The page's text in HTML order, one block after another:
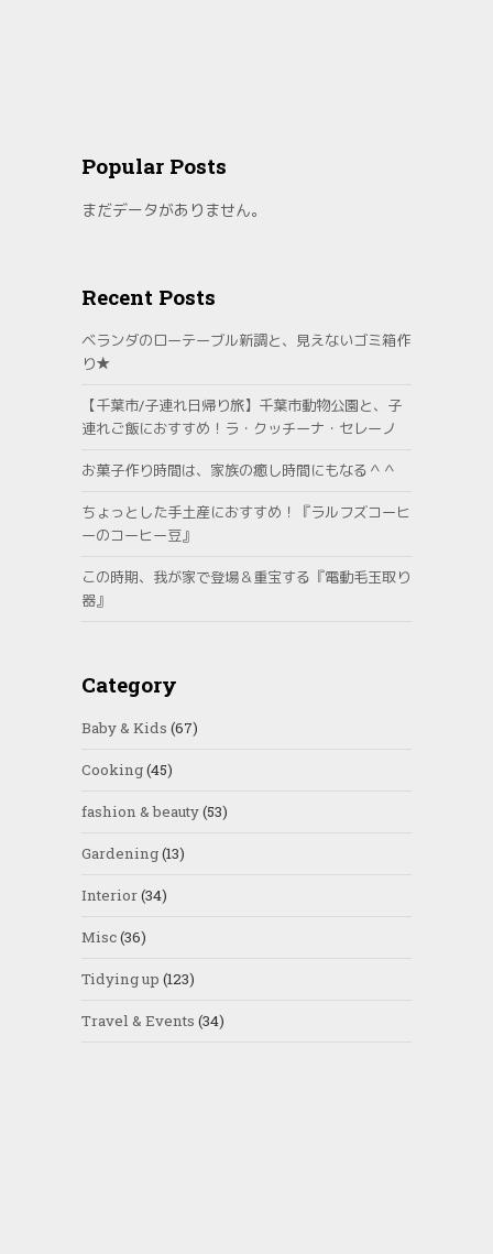
Popular Posts
まだデータがありません。
Recent Posts
ベランダのローテーブル新調と、見えないゴミ箱作
り★
【千葉市/子連れ日帰り旅】千葉市動物公園と、子
連れご飯におすすめ！ラ・クッチーナ・セレーノ
お菓子作り時間は、家族の癒し時間にもなる＾＾
ちょっとした手土産におすすめ！『ラルフズコーヒ
ーのコーヒー豆』
この時期、我が家で登場＆重宝する『電動毛玉取り
器』
Category
Baby & Kids (67)
Cooking(45)
fashion & beauty(53)
Gardening(13)
Interior(34)
Misc(36)
Tidying up (123)
Travel & Events (34)